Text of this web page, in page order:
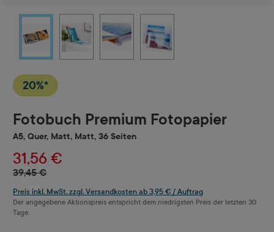
20%*
Fotobuch Premium Fotopapier
A5, Quer, Matt, Matt, 36 Seiten
31,56 €
39,45 €
Preis inkl. MwSt. zzgl. Versandkosten ab 3,95 € / Auftrag
Der angegebene Aktionspreis entspricht dem niedrigsten Preis der letzten 30
Tage.